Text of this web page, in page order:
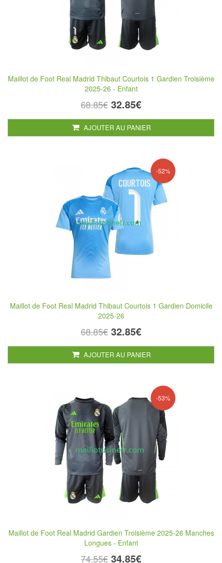
Maillot de Foot Real Madrid Thibaut Courtois 1 Gardien Troisième
2025-26 - Enfant
68.85€ 32.85€
AJOUTER AU PANIER
-52%
Maillot de Foot Real Madrid Thibaut Courtois 1 Gardien Domicile
2025-26
68.85€ 32.85€
AJOUTER AU PANIER
-53%
Maillot de Foot Real Madrid Gardien Troisième 2025-26 Manches
Longues - Enfant
74.55€ 34.85€